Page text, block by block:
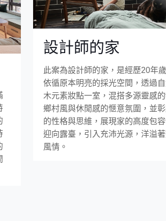
設計師的家
此案為設計師的家，是經歷20年
依循原本明亮的採光空間，透過
木元素妝點一室，混搭多源靈感
鄉村風與休閒感的愜意氛圍，並
的性格與思維，展現家的高度包
迎向露臺，引入充沛光源，洋溢
風情。